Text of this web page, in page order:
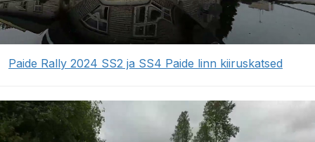
Paide Rally 2024 SS2 ja SS4 Paide linn kiiruskatsed